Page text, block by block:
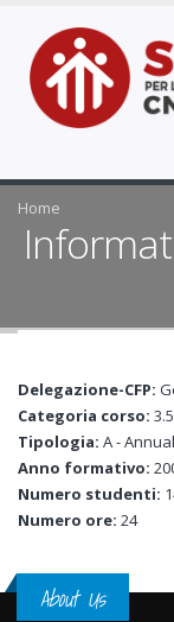
Home
Delegazione-CFP:
Categoria corso:
Tipologia: A -
Anno formativo:
Numero studenti:
Numero ore: 24
About Us